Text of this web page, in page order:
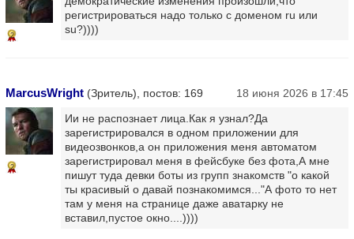
2
регистрироваться надо только с доменом ru или
su?))))
MarcusWright (Зритель), постов: 169 18 июня 2026 в 17:45
2
Ии не распознает лица.Как я узнал?Да
зарегистрировался в одном приложении для
видеозвонков,а он приложения меня автоматом
зарегистрировал меня в фейсбуке без фота,А мне
пишут туда девки боты из групп знакомств "о какой
ты красивый о давай познакомимся..."А фото то нет
там у меня на странице даже аватарку не
вставил,пустое окно....))))